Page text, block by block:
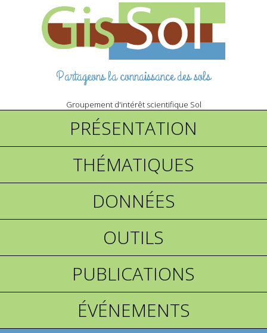
Partageons la connaissance des sols
Groupement d'intérêt scientifique Sol
PRÉSENTATION
THÉMATIQUES
DONNÉES
OUTILS
PUBLICATIONS
ÉVÉNEMENTS